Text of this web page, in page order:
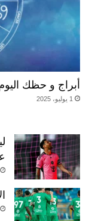
أبراج و حظك اليوم الاربعاء
1 يوليو، 2025